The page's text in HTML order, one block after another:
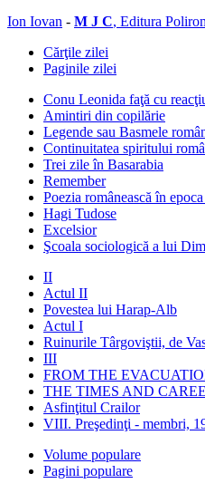
Ion Iovan - M J C, Editura
Cărţile zilei
Paginile zilei
Conu Leonida faţă cu
Amintiri din copilărie
Legende sau Basmele
Continuitatea spiritului
Trei zile în Basarabia
Remember
Poezia românească în
Hagi Tudose
Excelsior
Şcoala sociologică a lui
II
Actul II
Povestea lui Harap-Alb
Actul I
Ruinurile Târgoviştii, de
III
FROM THE
THE TIMES AND
Asfinţitul Crailor
VIII. Preşedinţi - membri,
Volume populare
Pagini populare